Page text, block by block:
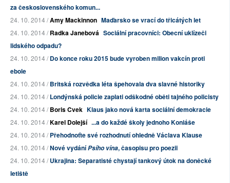
za československého komun...
24. 10. 2014 /Amy Mackinnon Maďarsko se vrací do třicátých let
24. 10. 2014 /Radka Janebová Sociální pracovníci: Obecní uklízeči
lidského odpadu?
24. 10. 2014 /Do konce roku 2015 bude vyroben milion vakcín proti
ebole
24. 10. 2014 /Britská rozvědka léta špehovala dva slavné historiky
24. 10. 2014 /Londýnská policie zaplati odškodné oběti tajného policisty
24. 10. 2014 /Boris Cvek Klaus jako nová karta sociální demokracie
24. 10. 2014 /Karel Dolejší ...a do každé školy jednoho Koniáše
24. 10. 2014 /Přehodnoťte své rozhodnutí ohledně Václava Klause
24. 10. 2014 /Nové vydáníPsího vína, časopisu pro poezii
24. 10. 2014 /Ukrajina: Separatisté chystají tankový útok na doněcké
letiště